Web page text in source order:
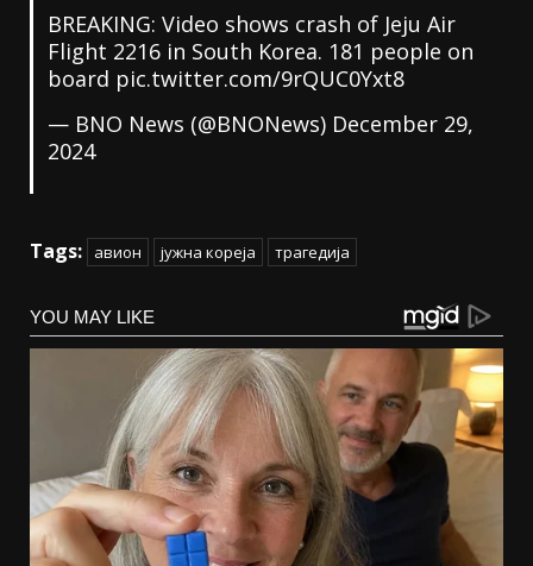
BREAKING: Video shows crash of Jeju Air
Flight 2216 in South Korea. 181 people on
board pic.twitter.com/9rQUC0Yxt8
— BNO News (@BNONews) December 29,
2024
Tags: авион јужна кореја трагедија